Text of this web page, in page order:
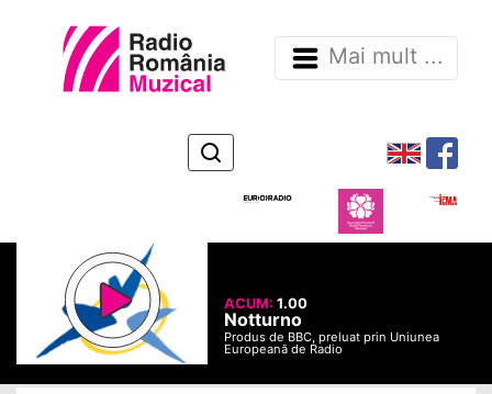
Mai mult ...
ACUM:1.00
Notturno
Produs de BBC, preluat prin Uniunea
Europeană de Radio